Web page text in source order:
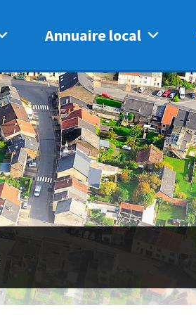
Annuaire local